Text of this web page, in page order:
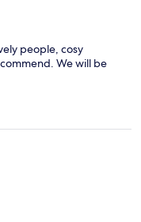
people, cosy
We will be